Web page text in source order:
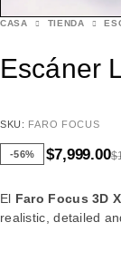
CASA TIENDA
Escáner
SKU: FARO FOCUS
-56% $
$7,999.00
El Faro Focus 3D
realistic, detailed